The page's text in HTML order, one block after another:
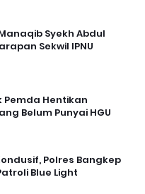
Syekh Abdul
Sekwil IPNU
Pemda Hentikan
Belum Punyai HGU
Polres Bangkep
Blue Light